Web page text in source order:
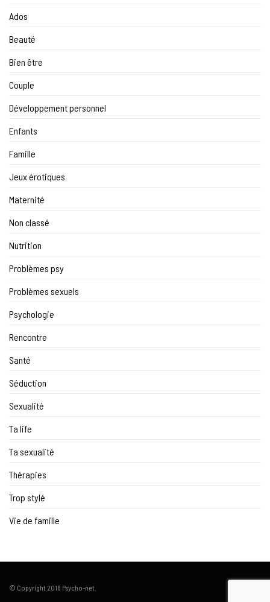
Ados
Beauté
Bien être
Couple
Développement personnel
Enfants
Famille
Jeux érotiques
Maternité
Non classé
Nutrition
Problèmes psy
Problèmes sexuels
Psychologie
Rencontre
Santé
Séduction
Sexualité
Ta life
Ta sexualité
Thérapies
Trop stylé
Vie de famille
© Copyright 2018 Psycho-net.